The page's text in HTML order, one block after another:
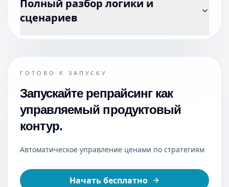
Полный разбор логики и
сценариев
ГОТОВО К ЗАПУСКУ
Запускайте репрайсинг как
управляемый продуктовый
контур.
Автоматическое управление ценами по стратегиям
Начать бесплатно